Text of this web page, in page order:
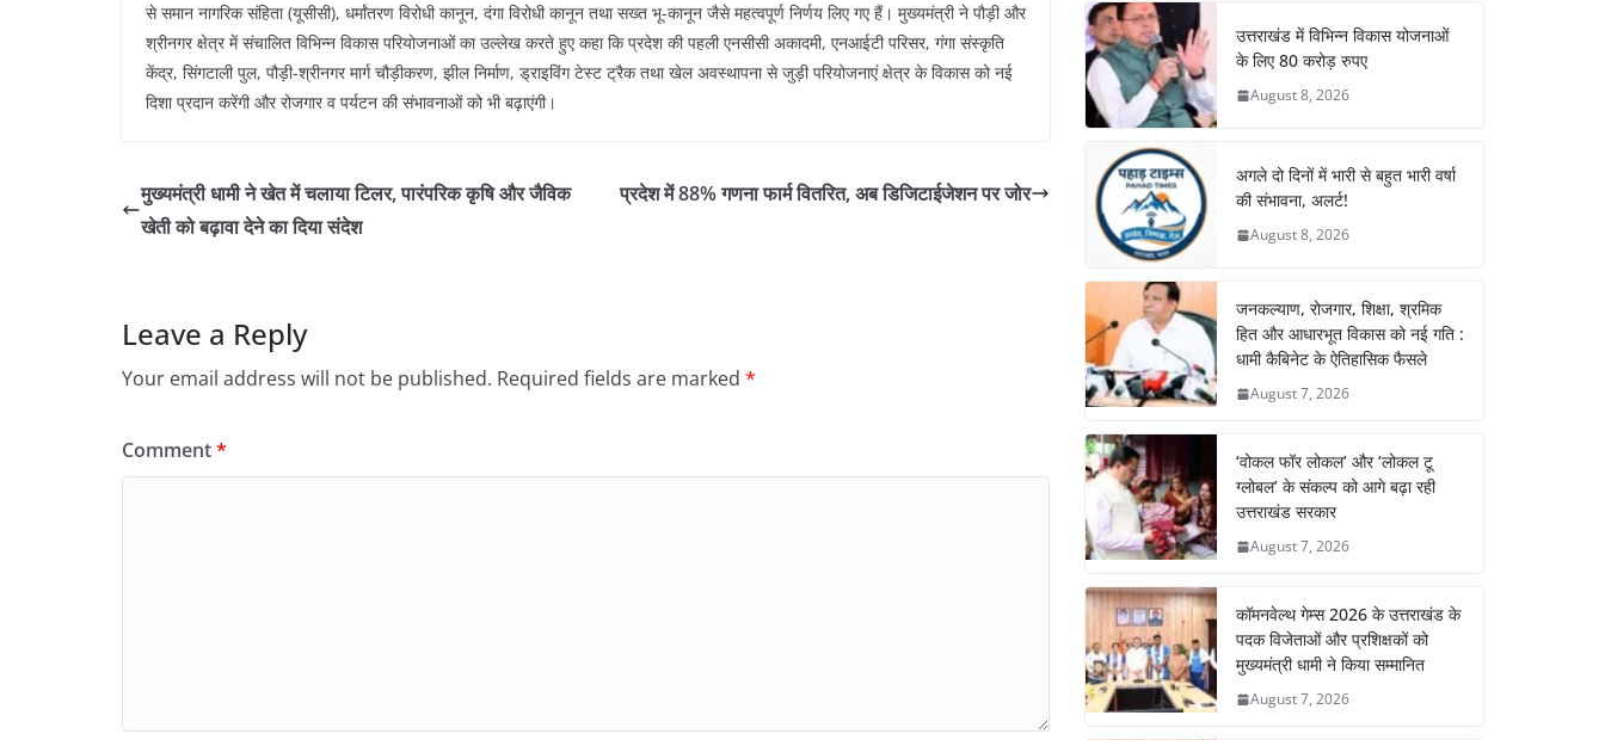
से समान नागरिक संहिता (यूसीसी), धर्मांतरण विरोधी कानून, दंगा विरोधी कानून तथा सख्त भू-कानून जैसे महत्वपूर्ण निर्णय लिए गए हैं। मुख्यमंत्री ने पौड़ी और
श्रीनगर क्षेत्र में संचालित विभिन्न विकास परियोजनाओं का उल्लेख करते हुए कहा कि प्रदेश की पहली एनसीसी अकादमी, एनआईटी परिसर, गंगा संस्कृति
केंद्र, सिंगटाली पुल, पौड़ी-श्रीनगर मार्ग चौड़ीकरण, झील निर्माण, ड्राइविंग टेस्ट ट्रैक तथा खेल अवस्थापना से जुड़ी परियोजनाएं क्षेत्र के विकास को नई
दिशा प्रदान करेंगी और रोजगार व पर्यटन की संभावनाओं को भी बढ़ाएंगी।
मुख्यमंत्री धामी ने खेत में चलाया टिलर, पारंपरिक कृषि और जैविक
खेती को बढ़ावा देने का दिया संदेश
प्रदेश में 88% गणना फार्म वितरित, अब डिजिटाईजेशन पर जोर
Leave a Reply
Your email address will not be published. Required fields are marked *
Comment*
उत्तराखंड में विभिन्न विकास योजनाओं
के लिए 80 करोड़ रुपए
August 8, 2026
अगले दो दिनों में भारी से बहुत भारी वर्षा
की संभावना, अलर्ट!
August 8, 2026
जनकल्याण, रोजगार, शिक्षा, श्रमिक
हित और आधारभूत विकास को नई गति :
धामी कैबिनेट के ऐतिहासिक फैसले
August 7, 2026
‘वोकल फॉर लोकल’ और ‘लोकल टू
ग्लोबल’ के संकल्प को आगे बढ़ा रही
उत्तराखंड सरकार
August 7, 2026
कॉमनवेल्थ गेम्स 2026 के उत्तराखंड के
पदक विजेताओं और प्रशिक्षकों को
मुख्यमंत्री धामी ने किया सम्मानित
August 7, 2026